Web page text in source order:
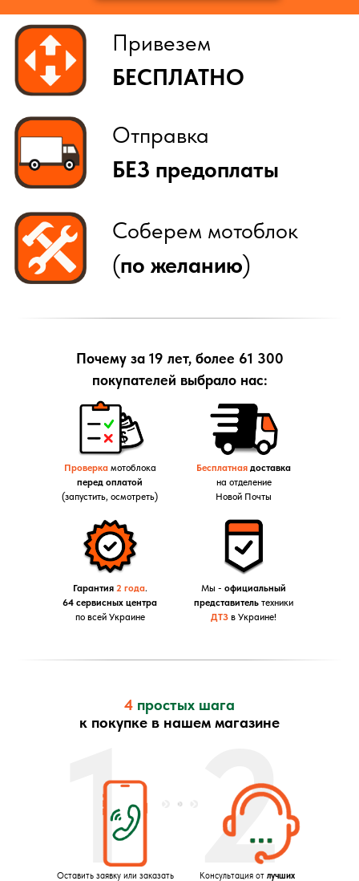
Почему за 19 лет, более 61 300
покупателей выбрало нас:
Проверкамотоблока
перед оплатой
(запустить, осмотреть)
Гарантия 2 года.
64 сервисных центра
по всей Украине
Бесплатная доставка
на отделение
Новой Почты
Мы - официальный
представитель техники
ДТЗ в Украине!
1 2
Оставить заявку или заказать Консультация от лучших
4 простых шага
к покупке в нашем магазине